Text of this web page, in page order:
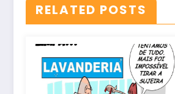
RELATED POSTS